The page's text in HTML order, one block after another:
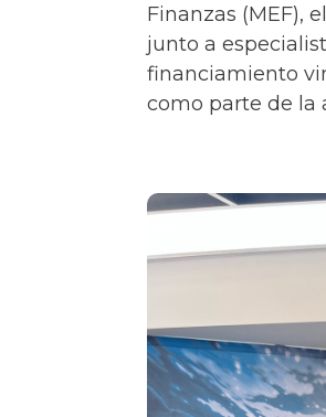
Finanzas (MEF),
junto a
financiamiento
como parte de la